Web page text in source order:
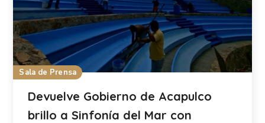
Sala de Prensa
Devuelve Gobierno de Acapulco
brillo a Sinfonía del Mar con